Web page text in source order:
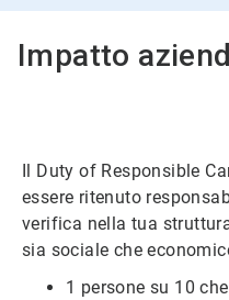
Impatto
Il Duty of Responsible
essere ritenuto
verifica nella tua
sia sociale che
1 persone su 10